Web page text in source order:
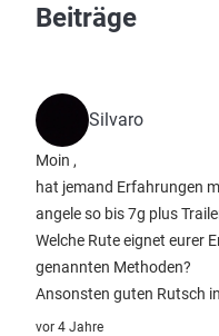
Beiträge
Silvaro
Moin ,
hat jemand Erfahrungen
angele so bis 7g plus
Welche Rute eignet eurer
genannten Methoden?
Ansonsten guten Rutsch
vor 4 Jahre